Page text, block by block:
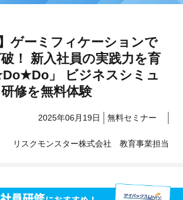
】ゲーミフィケーションで
！ 新入社員の実践力を育
」 ビジネスシミュ
修を無料体験
2025年06月19日 無料セミナー
リスクモンスター株式会社 教育事業担当